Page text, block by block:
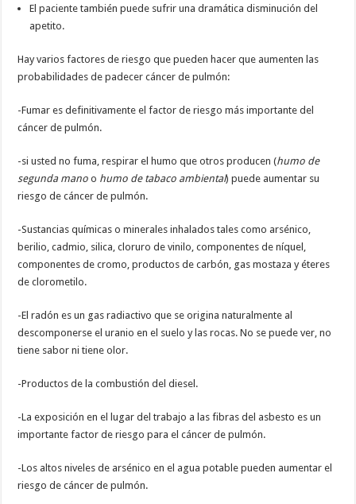
El paciente también puede sufrir una dramática disminución del
apetito.
Hay varios factores de riesgo que pueden hacer que aumenten las
probabilidades de padecer cáncer de pulmón:
-Fumar es definitivamente el factor de riesgo más importante del
cáncer de pulmón.
-si usted no fuma, respirar el humo que otros producen (humo de
segunda mano o humo de tabaco ambiental) puede aumentar su
riesgo de cáncer de pulmón.
-Sustancias químicas o minerales inhalados tales como arsénico,
berilio, cadmio, silica, cloruro de vinilo, componentes de níquel,
componentes de cromo, productos de carbón, gas mostaza y éteres
de clorometilo.
-El radón es un gas radiactivo que se origina naturalmente al
descomponerse el uranio en el suelo y las rocas. No se puede ver, no
tiene sabor ni tiene olor.
-Productos de la combustión del diesel.
-La exposición en el lugar del trabajo a las fibras del asbesto es un
importante factor de riesgo para el cáncer de pulmón.
-Los altos niveles de arsénico en el agua potable pueden aumentar el
riesgo de cáncer de pulmón.